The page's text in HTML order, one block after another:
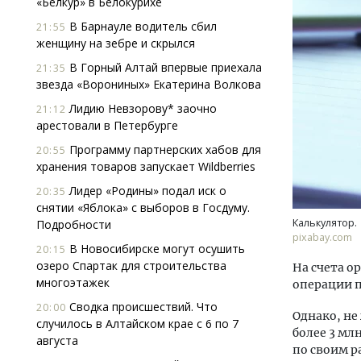
21:55 В Барнауле водитель сбил
женщину на зебре и скрылся
21:35 В Горный Алтай впервые приехала
звезда «Ворониных» Екатерина Волкова
21:12 Лидию Невзорову* заочно
арестовали в Петербурге
20:55 Программу партнерских хабов для
хранения товаров запускает Wildberries
20:35 Лидер «Родины» подал иск о
снятии «Яблока» с выборов в Госдуму.
Подробности
20:15 В Новосибирске могут осушить
озеро Спартак для строительства
многоэтажек
20:00 Сводка происшествий. Что
случилось в Алтайском крае с 6 по 7
августа
Калькулятор.
pixabay.com
На счета
операции
Однако, не
более 3
по своим